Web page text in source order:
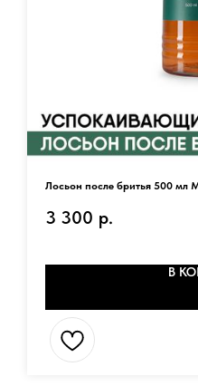
Лосьон после бритья 500 мл
3 300 р.
В